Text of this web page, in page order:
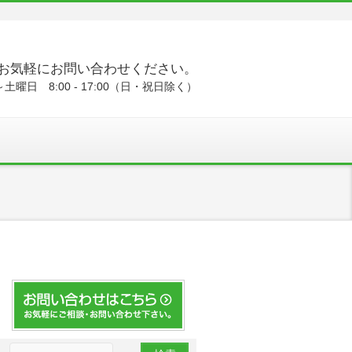
気軽にお問い合わせください。
土曜日 8:00 - 17:00（日・祝日除く）